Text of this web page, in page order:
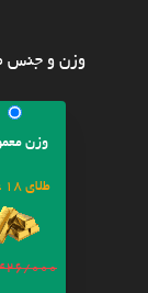
وزن و جنس
وزن
طلای 18 عیار
000